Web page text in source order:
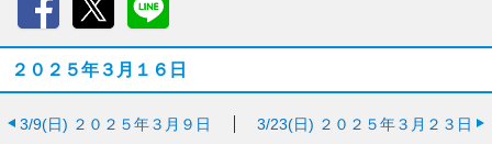
２０２５年３月１６日
3/9(日) ２０２５年３月９日 3/23(日) ２０２５年３月２３日